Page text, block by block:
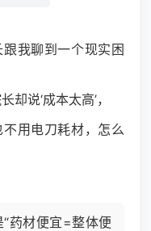
我聊到一个现实困
说‘成本太高’，
用电刀耗材，怎么
“药材便宜=整体便